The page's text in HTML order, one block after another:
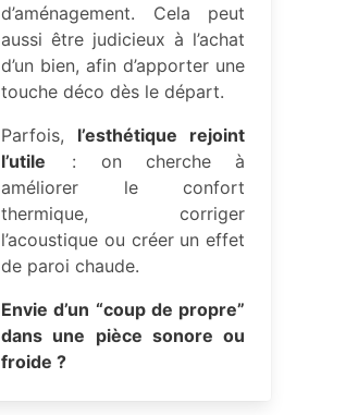
d’aménagement. Cela peut
aussi être judicieux à l’achat
d’un bien, afin d’apporter une
touche déco dès le départ.
Parfois, l’esthétique rejoint
l’utile
: on cherche à
améliorer le confort
thermique, corriger
l’acoustique ou créer un effet
de paroi chaude.
Envie d’un “coup de propre”
dans une pièce sonore ou
froide ?